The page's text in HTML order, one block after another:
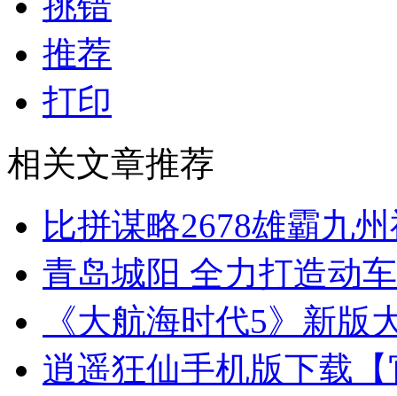
推荐
打印
相关文章推荐
比拼谋略2678雄霸九
青岛城阳 全力打造动
《大航海时代5》新版
逍遥狂仙手机版下载